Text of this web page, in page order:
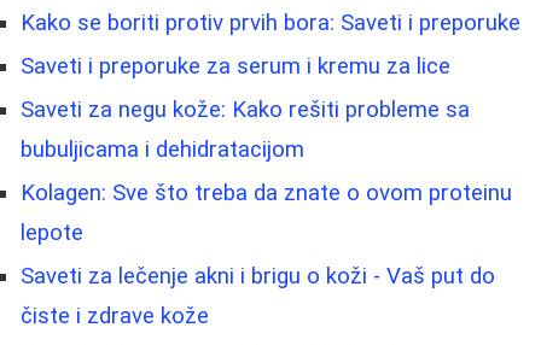
Kako se boriti protiv prvih bora: Saveti i preporuke
Saveti i preporuke za serum i kremu za lice
Saveti za negu kože: Kako rešiti probleme sa
bubuljicama i dehidratacijom
Kolagen: Sve što treba da znate o ovom proteinu
lepote
Saveti za lečenje akni i brigu o koži - Vaš put do
čiste i zdrave kože